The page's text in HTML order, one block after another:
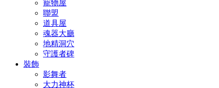
寵物屋
聯盟
道具屋
魂器大廳
地精洞穴
守護者碑
裝飾
影舞者
大力神杯